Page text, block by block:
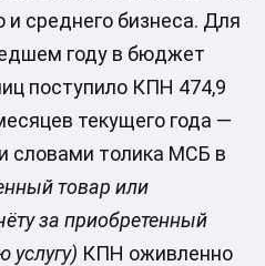
среднего бизнеса. Для
году в бюджет
поступило КПН 474,9
текущего года —
словами толика МСБ в
товар или
за приобретенный
услугу) КПН оживленно